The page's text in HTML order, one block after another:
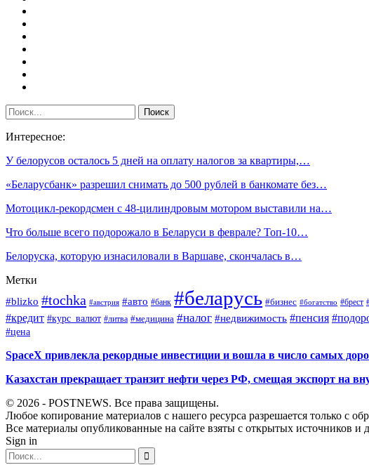
Интересное:
У белорусов осталось 5 дней на оплату налогов за квартиры,…
«Беларусбанк» разрешил снимать до 500 рублей в банкомате без…
Мотоцикл-рекордсмен с 48-цилиндровым мотором выставили на…
Что больше всего подорожало в Беларуси в феврале? Топ-10…
Белоруска, которую изнасиловали в Варшаве, скончалась в…
Метки
#blizko #tochka #австрия #авто #банк #беларусь #бизнес #богатство #брест
#кредит #курс_валют #литва #медицина #налог #недвижимость #пенсия
#цена
SpaceX привлекла рекордные инвестиции и вошла в число самых
Казахстан прекращает транзит нефти через РФ, смещая экспорт на
© 2026 - POSTNEWS. Все права защищены.
Любое копирование материалов с нашего ресурса разрешается только с
Все материалы опубликованные на сайте взяты с открытых источников и
Sign in